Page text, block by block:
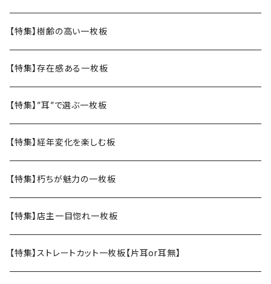
【特集】樹齢の高い一枚板
【特集】存在感ある一枚板
【特集】”耳”で選ぶ一枚板
【特集】経年変化を楽しむ板
【特集】朽ちが魅力の一枚板
【特集】店主一目惚れ一枚板
【特集】ストレートカット一枚板【片耳or耳無】